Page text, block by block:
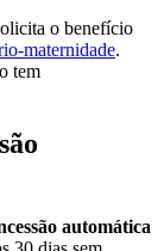
o benefício
maternidade.
tem
automática